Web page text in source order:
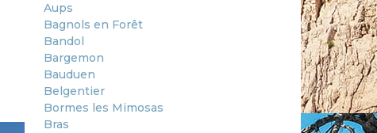
Aups
Bagnols en Forêt
Bandol
Bargemon
Bauduen
Belgentier
Bormes les Mimosas
Bras